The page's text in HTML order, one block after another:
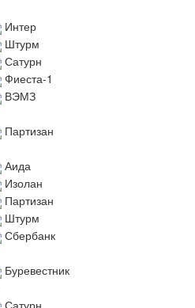
Интер
Штурм
Сатурн
Фиеста-1
ВЭМЗ
Партизан
Аида
Изолан
Партизан
Штурм
Сбербанк
Буревестник